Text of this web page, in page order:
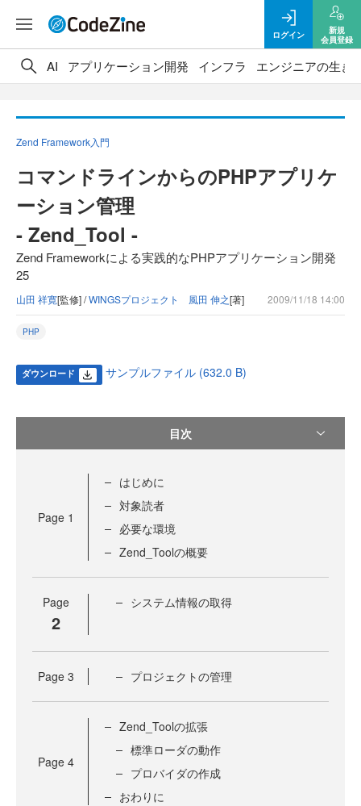
ログイン
新規
会員登録
AI アプリケーション開発 インフラ エンジニアの生き
Zend Framework入門
コマンドラインからのPHPアプリケ
ーション管理
- Zend_Tool -
Zend Frameworkによる実践的なPHPアプリケーション開発
25
山田 祥寛[監修] /WINGSプロジェクト 風田 伸之[著] 2009/11/18 14:00
PHP
ダウンロード サンプルファイル (632.0 B)
目次
Page 1
はじめに
対象読者
必要な環境
Zend_Toolの概要
Page
2
システム情報の取得
Page 3 プロジェクトの管理
Page 4
Zend_Toolの拡張
標準ローダの動作
プロバイダの作成
おわりに